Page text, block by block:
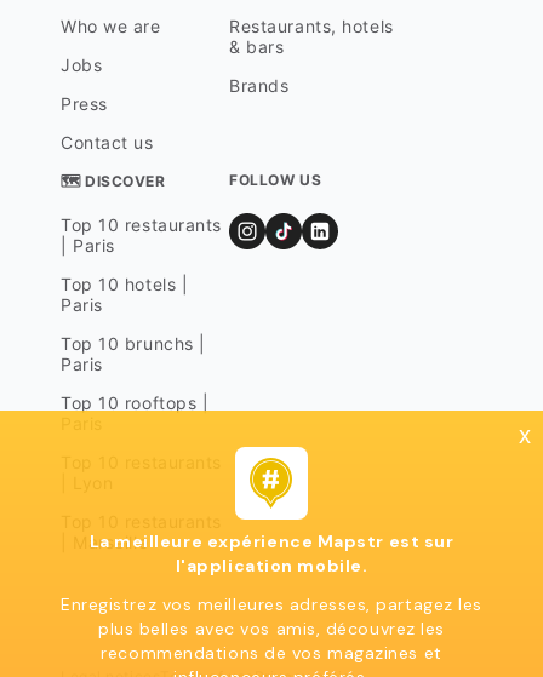
Who we are
Jobs
Press
Contact us
Restaurants, hotels
& bars
Brands
🗺 DISCOVER
Top 10 restaurants
| Paris
Top 10 hotels |
Paris
Top 10 brunchs |
Paris
Top 10 rooftops |
| Marseille
FOLLOW US
x
La meilleure expérience Mapstr est sur
l'application mobile.
Enregistrez vos meilleures adresses, partagez les
plus belles avec vos amis, découvrez les
recommendations de vos magazines et